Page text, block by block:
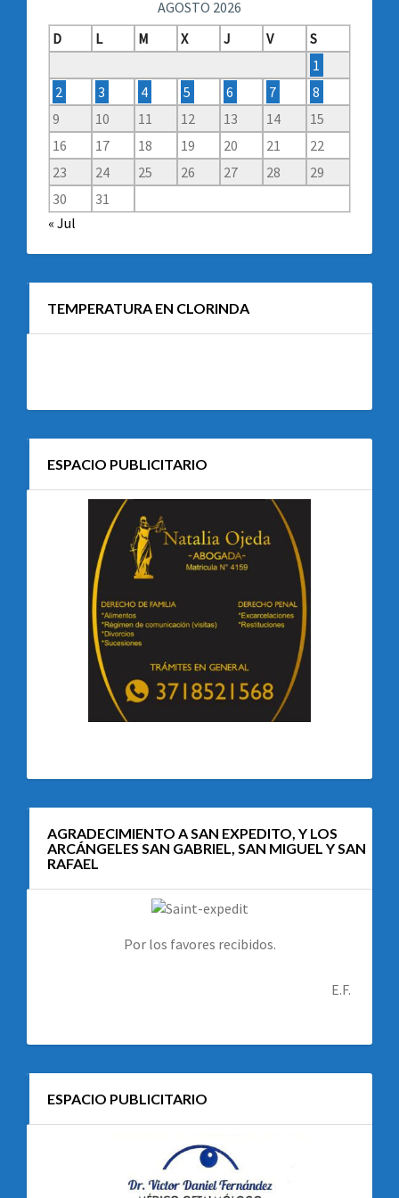
AGOSTO 2026
D
L M X J V
S
1
2
3 4 5 6 7
8
9
10 11 12 13 14
15
16
17 18 19 20 21
22
23
24 25 26 27 28
29
30
31
« Jul
TEMPERATURA EN CLORINDA
ESPACIO PUBLICITARIO
AGRADECIMIENTO A SAN EXPEDITO, Y LOS
ARCÁNGELES SAN GABRIEL, SAN MIGUEL Y SAN
RAFAEL
Por los favores recibidos.
E.F.
ESPACIO PUBLICITARIO